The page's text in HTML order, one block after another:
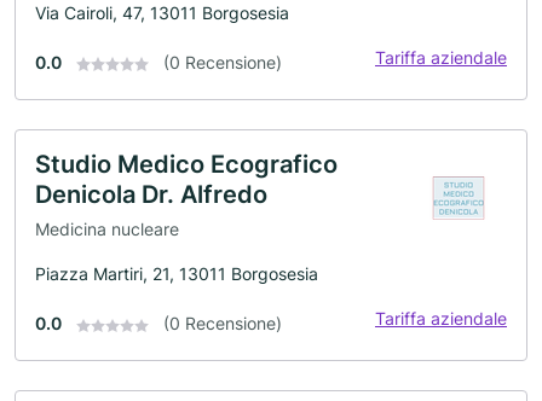
Via Cairoli, 47, 13011 Borgosesia
0.0 (0 Recensione) Tariffa aziendale
Studio Medico Ecografico
Denicola Dr. Alfredo
Medicina nucleare
Piazza Martiri, 21, 13011 Borgosesia
0.0 (0 Recensione) Tariffa aziendale